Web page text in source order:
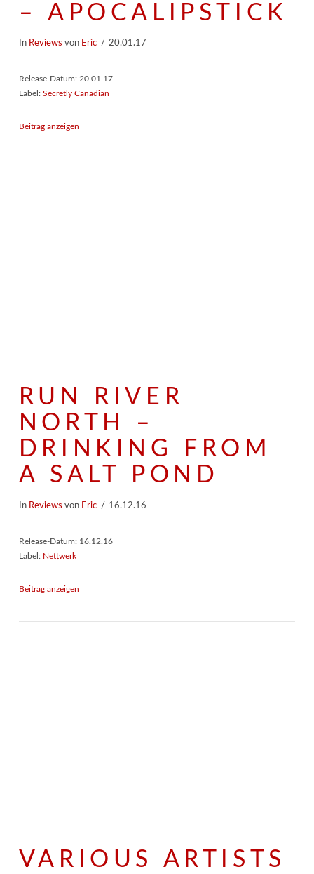
– APOCALIPSTICK
In Reviews von Eric 20.01.17
Release-Datum: 20.01.17
Label: Secretly Canadian
Beitrag anzeigen
RUN RIVER
NORTH –
DRINKING FROM
A SALT POND
In Reviews von Eric 16.12.16
Release-Datum: 16.12.16
Label: Nettwerk
Beitrag anzeigen
VARIOUS ARTISTS